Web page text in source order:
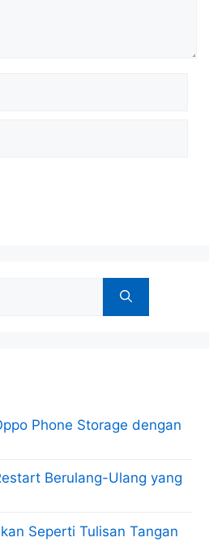
Phone Storage dengan
Berulang-Ulang yang
Seperti Tulisan Tangan